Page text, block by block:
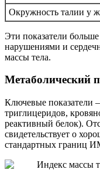
Окружность талии у
Эти показатели
нарушениями и
массы тела.
Метаболический
Ключевые показатели
триглицеридов,
реактивный белок).
свидетельствует о
стандартных границ